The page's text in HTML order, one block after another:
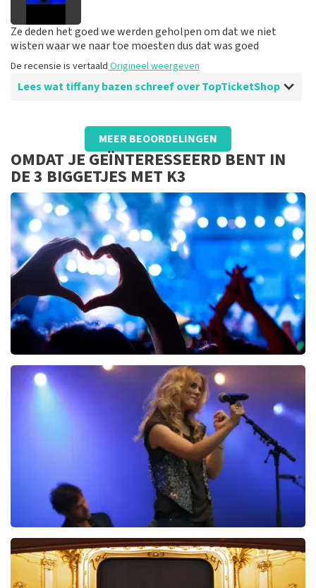
Ze deden het goed we werden geholpen om dat we niet
wisten waar we naar toe moesten dus dat was goed
De recensie is vertaald Origineel weergeven
Lees wat tiffany bazen schreef over TopTicketShop
Beoordeling van tiffany bazen overTopTicketShop
Ze geven alles goed aan
Op de site staat alles goed aangegeven
De recensie is vertaaldOrigineel weergeven
MEER BEOORDELINGEN
OMDAT JE GEÏNTERESSEERD BENT IN
DE 3 BIGGETJES MET K3
K3
reviews
Ilse DeLange